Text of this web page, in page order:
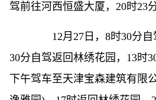
驾前往河西恒盛大厦，20时23
12月27日，8时30分自
30分自驾返回林绣花园，13时
下午驾车至天津宝森建筑有限